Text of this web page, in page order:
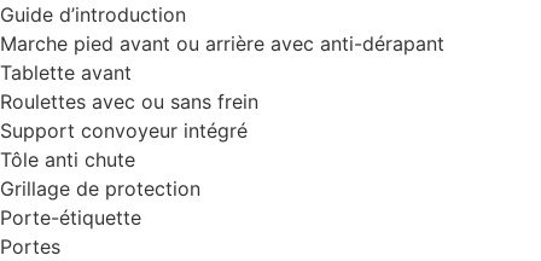
Guide d’introduction
Marche pied avant ou arrière avec anti-dérapant
Tablette avant
Roulettes avec ou sans frein
Support convoyeur intégré
Tôle anti chute
Grillage de protection
Porte-étiquette
Portes